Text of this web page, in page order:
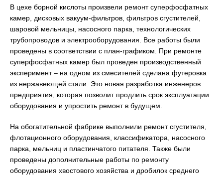
В цехе борной кислоты произвели ремонт суперфосфатных
камер, дисковых вакуум-фильтров, фильтров сгустителей,
шаровой мельницы, насосного парка, технологических
трубопроводов и электрооборудования. Все работы были
проведены в соответствии с план-графиком. При ремонте
суперфосфатных камер был проведен производственный
эксперимент – на одном из смесителей сделана футеровка
из нержавеющей стали. Это новая разработка инженеров
предприятия, которая позволит продлить срок эксплуатации
оборудования и упростить ремонт в будущем.
На обогатительной фабрике выполнили ремонт сгустителя,
флотационного оборудования, классификатора, насосного
парка, мельниц и пластинчатого питателя. Также были
проведены дополнительные работы по ремонту
оборудования хвостового хозяйства и дробилок среднего